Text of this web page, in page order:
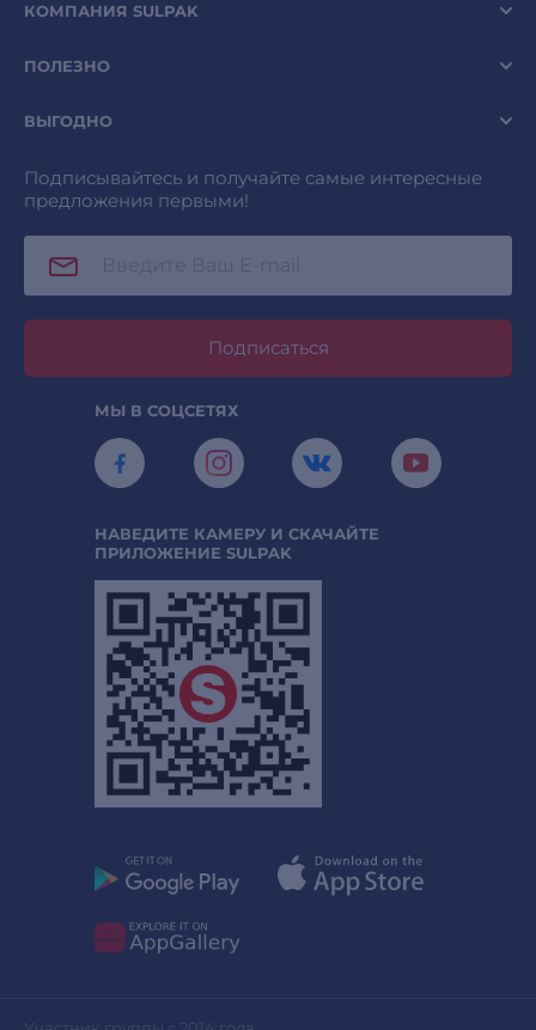
КОМПАНИЯ SULPAK
ПОЛЕЗНО
ВЫГОДНО
Подписывайтесь и получайте самые интересные
предложения первыми!
Подписаться
МЫ В СОЦСЕТЯХ
НАВЕДИТЕ КАМЕРУ И СКАЧАЙТЕ
ПРИЛОЖЕНИЕ SULPAK